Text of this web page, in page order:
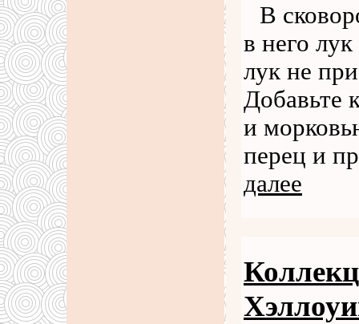
В
в него
лук не
Добавьте
и
перец и
далее